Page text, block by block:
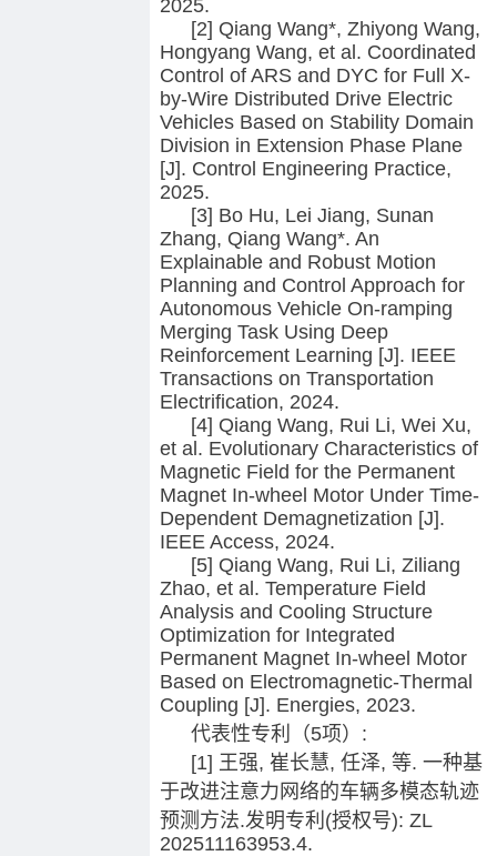
2025.
[2] Qiang Wang*, Zhiyong Wang,
Hongyang Wang, et al. Coordinated
Control of ARS and DYC for Full X-
by-Wire Distributed Drive Electric
Vehicles Based on Stability Domain
Division in Extension Phase Plane
[J]. Control Engineering Practice,
2025.
[3] Bo Hu, Lei Jiang, Sunan
Zhang, Qiang Wang*. An
Explainable and Robust Motion
Planning and Control Approach for
Autonomous Vehicle On-ramping
Merging Task Using Deep
Reinforcement Learning [J]. IEEE
Transactions on Transportation
Electrification, 2024.
[4] Qiang Wang, Rui Li, Wei Xu,
et al. Evolutionary Characteristics of
Magnetic Field for the Permanent
Magnet In-wheel Motor Under Time-
Dependent Demagnetization [J].
IEEE Access, 2024.
[5] Qiang Wang, Rui Li, Ziliang
Zhao, et al. Temperature Field
Analysis and Cooling Structure
Optimization for Integrated
Permanent Magnet In-wheel Motor
Based on Electromagnetic-Thermal
Coupling [J]. Energies, 2023.
代表性专利（5项）:
[1] 王强, 崔长慧, 任泽, 等. 一种基
于改进注意力网络的车辆多模态轨迹
预测方法.发明专利(授权号): ZL
202511163953.4.